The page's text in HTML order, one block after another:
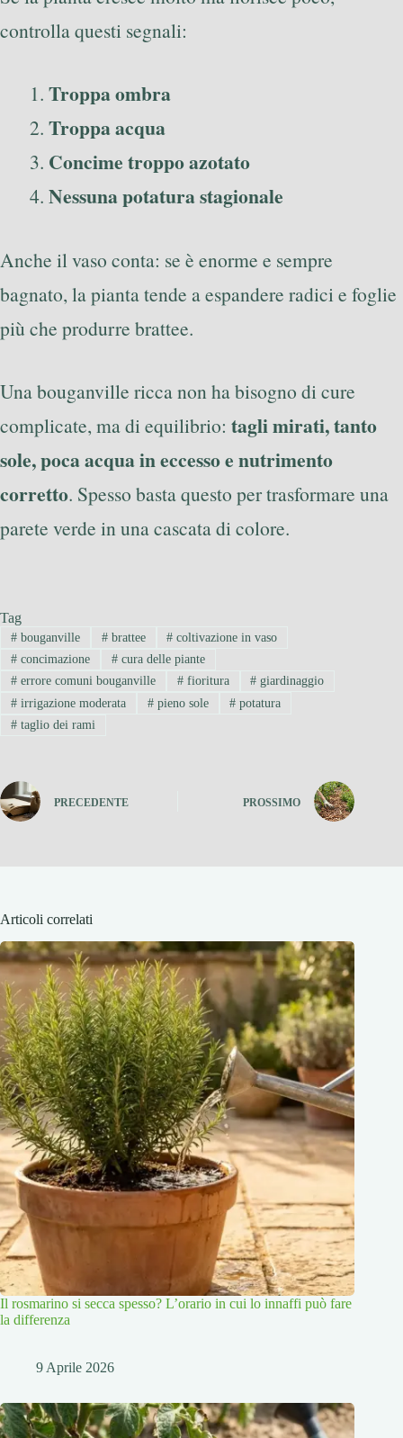
controlla questi segnali:
Troppa ombra
Troppa acqua
Concime troppo azotato
Nessuna potatura stagionale
Anche il vaso conta: se è enorme e sempre
bagnato, la pianta tende a espandere radici e foglie
più che produrre brattee.
Una bouganville ricca non ha bisogno di cure
complicate, ma di equilibrio: tagli mirati, tanto
sole, poca acqua in eccesso e nutrimento
corretto. Spesso basta questo per trasformare una
parete verde in una cascata di colore.
Tag
#bouganville #brattee # coltivazione in vaso
#concimazione #cura delle piante
#errore comuni bouganville #fioritura # giardinaggio
#irrigazione moderata #pieno sole # potatura
#taglio dei rami
PRECEDENTE PROSSIMO
Articoli correlati
Il rosmarino si secca spesso? L’orario in cui lo innaffi può fare
la differenza
9 Aprile 2026